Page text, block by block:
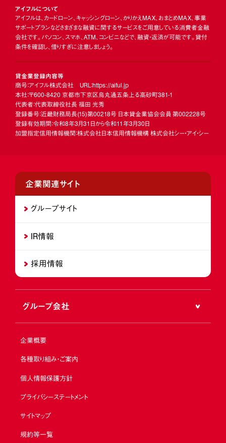
アイフルについて
アイフルは、カードローン、キャッシングローン、かりかえMAX、おまとめMAX、事業
サポートプランなどさまざまな融資に関するサービスをご用意している消費者金融
会社です。パソコン、スマホ、ATM、コンビニなどで、融資・返済が可能です。貸付
条件を確認し、借りすぎに注意しましょう。
貸金業登録内容等
商号：アイフル株式会社 URL：https://aiful.jp
本社：〒600-8420 京都市下京区烏丸通五条上る高砂町381-1
代表者：代表取締役社長 福田 光秀
登録番号：近畿財務局長(15)第00218号 日本貸金業協会会員 第002228号
登録有効期間：令和8年3月31日から令和11年3月30日
加盟指定信用情報機関：株式会社日本信用情報機構 株式会社シー・アイ・シー
企業関連サイト
グループサイト
IR情報
採用情報
グループ会社
企業概要
各種取り組み・ご案内
個人情報保護方針
プライバシーステートメント
サイトマップ
規約等一覧